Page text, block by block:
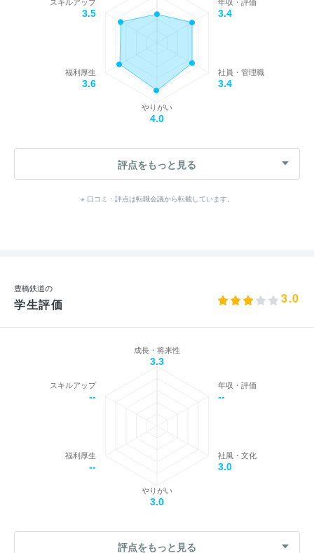
年収・評価
3.4
社員・管理職
3.4
やりがい
4.0
福利厚生
3.6
スキルアップ
3.5
評点をもっと見る
※ 口コミ・評点は転職会議から転載しています。
豊橋鉄道の
学生評価 3.0
成長・将来性
3.3
年収・評価
--
社風・文化
3.0
やりがい
3.0
福利厚生
--
スキルアップ
--
評点をもっと見る